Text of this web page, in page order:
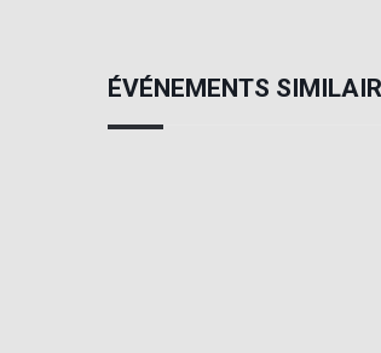
ÉVÉNEMENTS